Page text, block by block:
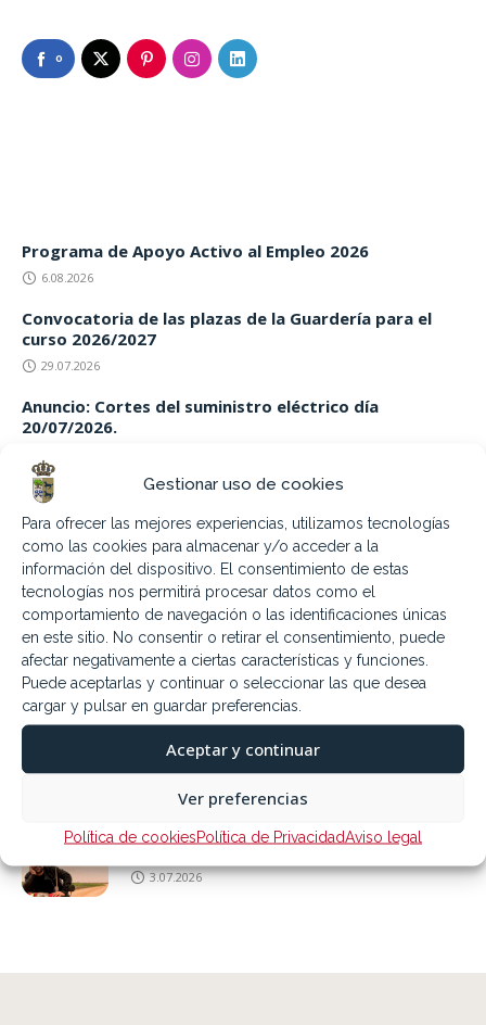
Gestionar uso de cookies
Para ofrecer las mejores experiencias, utilizamos tecnologías
como las cookies para almacenar y/o acceder a la
información del dispositivo. El consentimiento de estas
tecnologías nos permitirá procesar datos como el
comportamiento de navegación o las identificaciones únicas
en este sitio. No consentir o retirar el consentimiento, puede
afectar negativamente a ciertas características y funciones.
Puede aceptarlas y continuar o seleccionar las que desea
cargar y pulsar en guardar preferencias.
Aceptar y continuar
Ver preferencias
Política de cookiesPolítica de PrivacidadAviso legal
0
Programa de Apoyo Activo al Empleo 2026
6.08.2026
Convocatoria de las plazas de la Guardería para el
curso 2026/2027
29.07.2026
Anuncio: Cortes del suministro eléctrico día
20/07/2026.
Carmen
6.07.2026
Sábado 11 de julio. Encuentro Bandas
2026
4.07.2026
9,16,23 y 30 Julio Piscina nocturna
3.07.2026
Sábado 18 de julio «Campechano: Humor
Emérito»
3.07.2026